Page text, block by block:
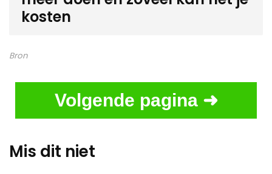
kosten
Bron
Volgende pagina ➜
Mis dit niet